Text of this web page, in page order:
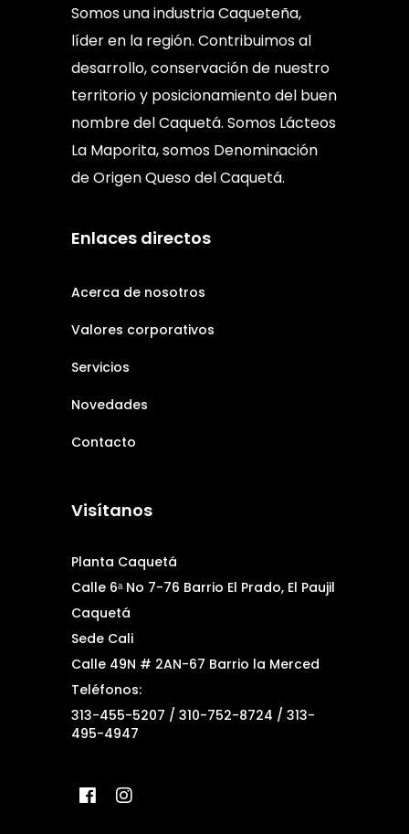
Somos una industria Caqueteña,
líder en la región. Contribuimos al
desarrollo, conservación de nuestro
territorio y posicionamiento del buen
nombre del Caquetá. Somos Lácteos
La Maporita, somos Denominación
de Origen Queso del Caquetá.
Enlaces directos
Acerca de nosotros
Valores corporativos
Servicios
Novedades
Contacto
Visítanos
Planta Caquetá
Calle 6ᵃ No 7-76 Barrio El Prado, El Paujil
Caquetá
Sede Cali
Calle 49N # 2AN-67 Barrio la Merced
Teléfonos:
313-455-5207 / 310-752-8724 / 313-
495-4947